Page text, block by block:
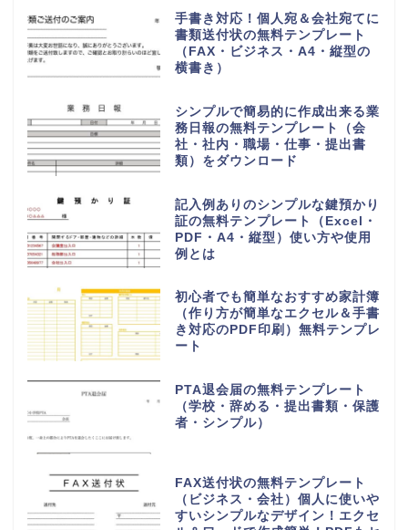
手書き対応！個人宛＆会社宛てに
書類送付状の無料テンプレート
（FAX・ビジネス・A4・縦型の
横書き）
シンプルで簡易的に作成出来る業
務日報の無料テンプレート（会
社・社内・職場・仕事・提出書
類）をダウンロード
記入例ありのシンプルな鍵預かり
証の無料テンプレート（Excel・
PDF・A4・縦型）使い方や使用
例とは
初心者でも簡単なおすすめ家計簿
（作り方が簡単なエクセル＆手書
き対応のPDF印刷）無料テンプレ
ート
PTA退会届の無料テンプレート
（学校・辞める・提出書類・保護
者・シンプル）
FAX送付状の無料テンプレート
（ビジネス・会社）個人に使いや
すいシンプルなデザイン！エクセ